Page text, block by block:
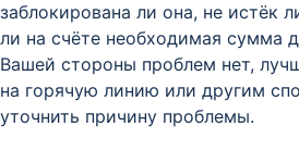
заблокирована ли она, не истёк
ли на счёте необходимая сумма
Вашей стороны проблем нет,
на горячую линию или другим
уточнить причину проблемы.